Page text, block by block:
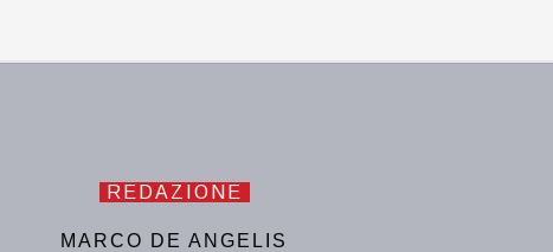
REDAZIONE
MARCO DE ANGELIS